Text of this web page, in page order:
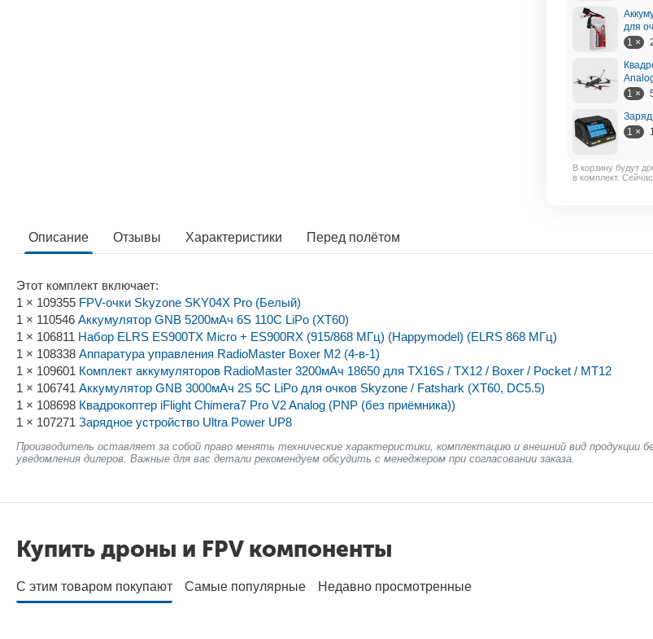
для
1 ×
1 ×
1 ×
В корзину будут
в комплект.
Описание Отзывы Характеристики Перед полётом
Этот комплект включает:
1 × 109355 FPV-очки Skyzone SKY04X Pro (Белый)
1 × 110546 Аккумулятор GNB 5200мАч 6S 110C LiPo (XT60)
1 × 106811 Набор ELRS ES900TX Micro + ES900RX (915/868 МГц) (Happymodel) (ELRS 868 МГц)
1 × 108338 Аппаратура управления RadioMaster Boxer M2 (4-в-1)
1 × 109601 Комплект аккумуляторов RadioMaster 3200мАч 18650 для TX16S / TX12 / Boxer / Pocket / MT12
1 × 106741 Аккумулятор GNB 3000мАч 2S 5C LiPo для очков Skyzone / Fatshark (XT60, DC5.5)
1 × 108698 Квадрокоптер iFlight Chimera7 Pro V2 Analog (PNP (без приёмника))
1 × 107271 Зарядное устройство Ultra Power UP8
Производитель оставляет за собой право менять технические характеристики, комплектацию и внешний вид продукции
уведомления дилеров. Важные для вас детали рекомендуем обсудить с менеджером при согласовании заказа.
Купить дроны и FPV компоненты
С этим товаром покупают Самые популярные Недавно просмотренные